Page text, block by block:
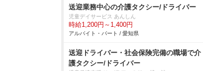
送迎業務中心の介護タクシー/ドライバー
児童デイサービス あんしん
時給1,200円～1,400円
アルバイト・パート / 愛知県
送迎ドライバー・社会保険完備の職場で介
護タクシー/ドライバー